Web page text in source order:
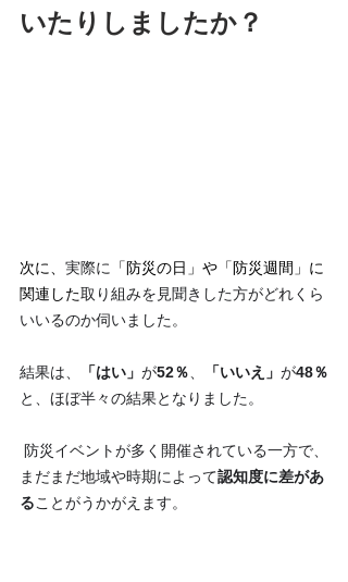
いたりしましたか？
次に、 実際に
「防災の日」や「防災週間」に
関連した取り組みを見聞きした方がどれくら
いいるのか伺いました。
結果は、 「はい」 が52％ 「いいえ」 が48％
と、ほぼ半々の結果となりました。
防災イベントが多く開催されている一方で、
まだまだ地域や時期によって認知度に差があ
ることがうかがえます。